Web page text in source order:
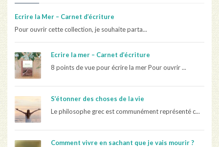
Ecrire la Mer – Carnet d’écriture
Pour ouvrir cette collection, je souhaite parta...
Ecrire la mer – Carnet d’écriture
8 points de vue pour écrire la mer Pour ouvrir ...
S’étonner des choses de la vie
Le philosophe grec est communément représenté c...
Comment vivre en sachant que je vais mourir ?